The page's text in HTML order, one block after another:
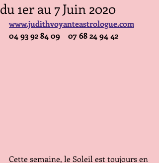
du 1er au 7 Juin 2020
www.judithvoyanteastrologue.com
04 93 92 84 09    07 68 24 94 42
Cette semaine, le Soleil est toujours en